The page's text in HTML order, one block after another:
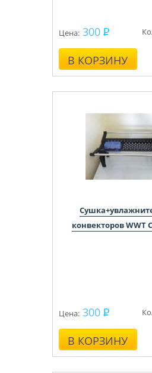
Цена: 300
В КОРЗИНУ
конвекторов WWT
Цена: 300
В КОРЗИНУ